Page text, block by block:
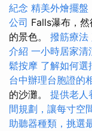
紀念 精美外燴擺盤
公司 Falls瀑布，
的景色。 撥筋療法
介紹 一小時居家清
鬆按摩 了解如何選
台中辦理台胞證的
的沙灘。 提供老人
間規劃，讓每寸空
助聽器種類，挑選